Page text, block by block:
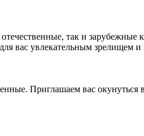
так и зарубежные
вас увлекательным зрелищем
Приглашаем вас